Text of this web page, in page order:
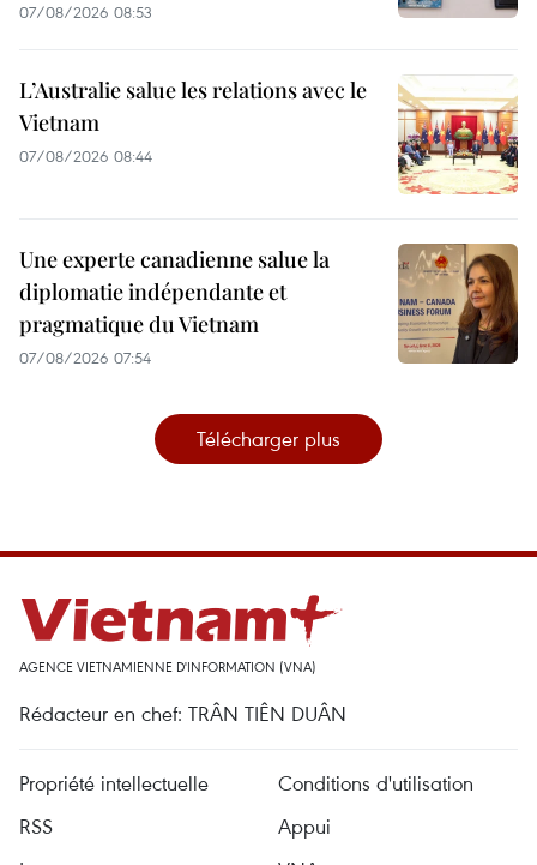
07/08/2026 08:53
L’Australie salue les relations avec le
Vietnam
07/08/2026 08:44
Une experte canadienne salue la
diplomatie indépendante et
pragmatique du Vietnam
07/08/2026 07:54
Télécharger plus
AGENCE VIETNAMIENNE D'INFORMATION (VNA)
Rédacteur en chef: TRÂN TIÊN DUÂN
Propriété intellectuelle
Conditions d'utilisation
RSS
Appui